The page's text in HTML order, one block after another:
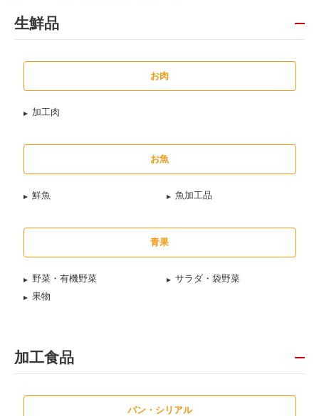
生鮮品
お肉
加工肉
お魚
鮮魚 魚加工品
青果
野菜・有機野菜
サラダ・袋野菜
果物
加工食品
パン・シリアル